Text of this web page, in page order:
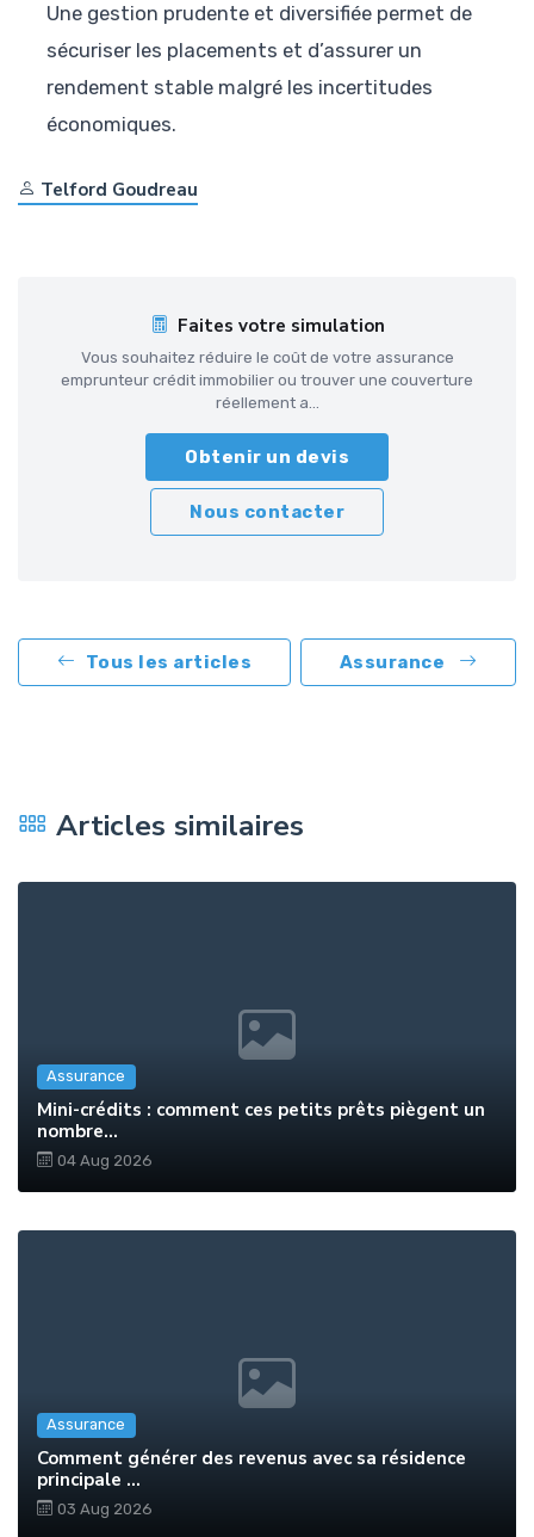
Une gestion prudente et diversifiée permet de
sécuriser les placements et d’assurer un
rendement stable malgré les incertitudes
économiques.
Telford Goudreau
Faites votre simulation
Vous souhaitez réduire le coût de votre assurance
emprunteur crédit immobilier ou trouver une couverture
réellement a...
Obtenir un devis
Nous contacter
Tous les articles Assurance
Articles similaires
Assurance
Mini-crédits : comment ces petits prêts piègent un
nombre...
04 Aug 2026
Assurance
Comment générer des revenus avec sa résidence
principale ...
03 Aug 2026